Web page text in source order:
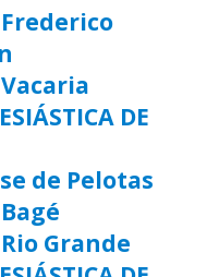
DE
de Pelotas
Grande